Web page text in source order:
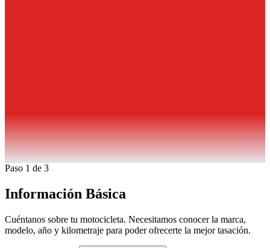
Paso 1 de 3
Información Básica
Cuéntanos sobre tu motocicleta. Necesitamos conocer la marca,
modelo, año y kilometraje para poder ofrecerte la mejor tasación.